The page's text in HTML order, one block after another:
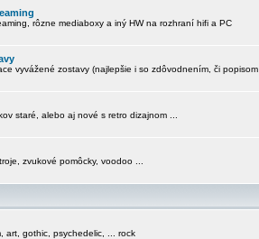
rôzne mediaboxy a iný HW na rozhraní hifi a PC
vyvážené zostavy (najlepšie i so zdôvodnením, či
staré, alebo aj nové s retro dizajnom ...
zvukové pomôcky, voodoo ...
art, gothic, psychedelic, ... rock